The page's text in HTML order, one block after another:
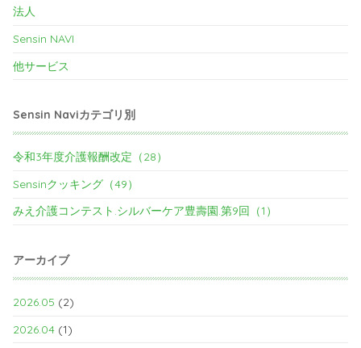
法人
Sensin NAVI
他サービス
Sensin Naviカテゴリ別
令和3年度介護報酬改定（28）
Sensinクッキング（49）
みえ介護コンテスト.シルバーケア豊壽園.第9回（1）
アーカイブ
2026.05 (2)
2026.04 (1)